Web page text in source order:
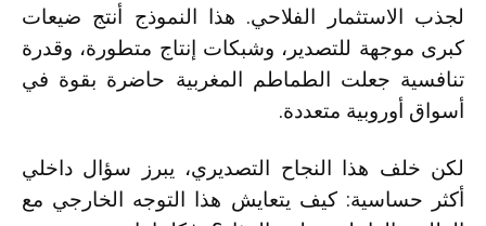
لجذب الاستثمار الفلاحي. هذا النموذج أنتج ضيعات
كبرى موجهة للتصدير، وشبكات إنتاج متطورة، وقدرة
تنافسية جعلت الطماطم المغربية حاضرة بقوة في
أسواق أوروبية متعددة.
لكن خلف هذا النجاح التصديري، يبرز سؤال داخلي
أكثر حساسية: كيف يتعايش هذا التوجه الخارجي مع